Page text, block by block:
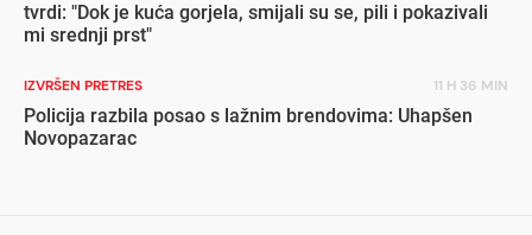
tvrdi: "Dok je kuća gorjela, smijali su se, pili i pokazivali
mi srednji prst"
IZVRŠEN PRETRES 11 H 36 MIN
Policija razbila posao s lažnim brendovima: Uhapšen
Novopazarac